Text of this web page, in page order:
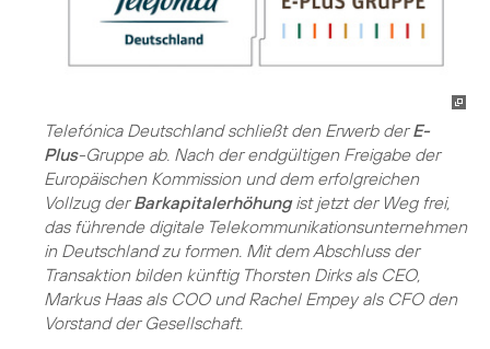
Telefónica Deutschland schließt den Erwerb derE-
Plus-Gruppe ab. Nach der endgültigen Freigabe der
Europäischen Kommission und dem erfolgreichen
Vollzug derBarkapitalerhöhungist jetzt der Weg frei,
das führende digitale Telekommunikationsunternehmen
in Deutschland zu formen. Mit dem Abschluss der
Transaktion bilden künftig Thorsten Dirks als CEO,
Markus Haas als COO und Rachel Empey als CFO den
Vorstand der Gesellschaft.